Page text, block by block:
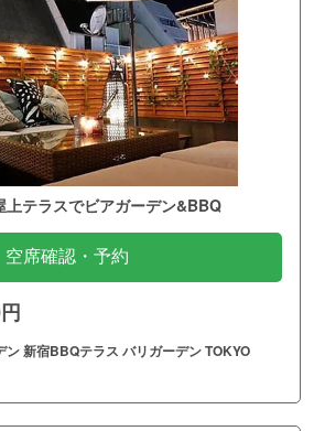
上テラスでビアガーデン&BBQ
空席確認・予約
ン 新宿BBQテラス バリガーデン TOKYO